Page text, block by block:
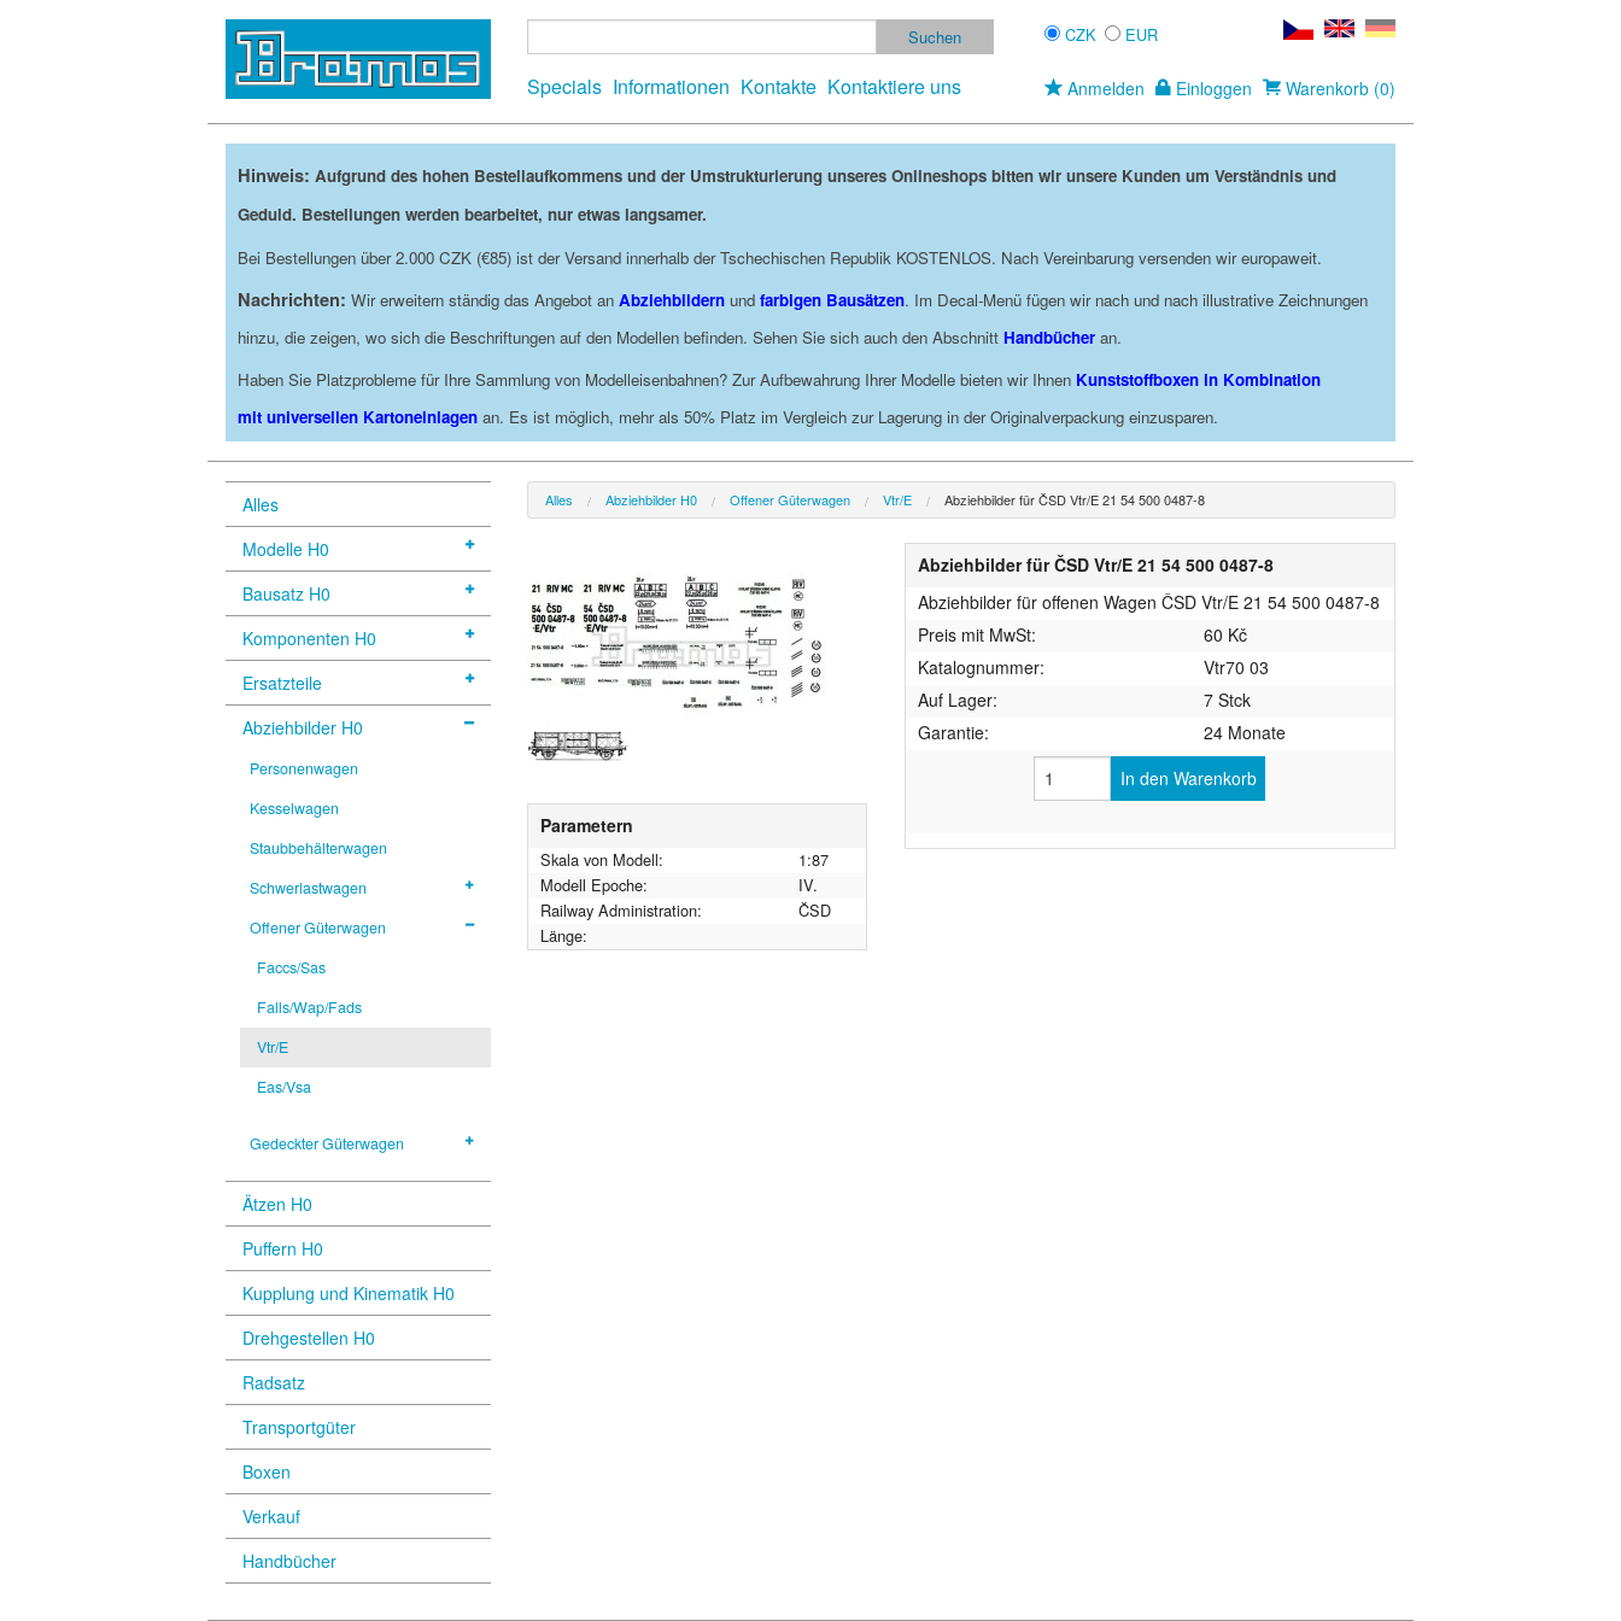
Specials Informationen Kontakte Kontaktiere uns
CZK EUR
Anmelden Einloggen Warenkorb (0)
Hinweis: Aufgrund des hohen Bestellaufkommens und der Umstrukturierung unseres Onlineshops bitten wir unsere Kunden um Verständnis und
Geduld. Bestellungen werden bearbeitet, nur etwas langsamer.
Bei Bestellungen über 2.000 CZK (€85) ist der Versand innerhalb der Tschechischen Republik KOSTENLOS. Nach Vereinbarung versenden wir europaweit.
Nachrichten: Wir erweitern ständig das Angebot an Abziehbildern und farbigen Bausätzen. Im Decal-Menü fügen wir nach und nach illustrative Zeichnungen
hinzu, die zeigen, wo sich die Beschriftungen auf den Modellen befinden. Sehen Sie sich auch den Abschnitt Handbücher an.
Haben Sie Platzprobleme für Ihre Sammlung von Modelleisenbahnen? Zur Aufbewahrung Ihrer Modelle bieten wir Ihnen Kunststoffboxen in Kombination
mit universellen Kartoneinlagen an. Es ist möglich, mehr als 50% Platz im Vergleich zur Lagerung in der Originalverpackung einzusparen.
Alles
Modelle H0
Bausatz H0
Komponenten H0
Ersatzteile
Abziehbilder H0
Personenwagen
Kesselwagen
Staubbehälterwagen
Schwerlastwagen
Offener Güterwagen
Faccs/Sas
Falls/Wap/Fads
Vtr/E
Eas/Vsa
Gedeckter Güterwagen
Ätzen H0
Puffern H0
Kupplung und Kinematik H0
Drehgestellen H0
Radsatz
Transportgüter
Boxen
Verkauf
Handbücher
Alles Abziehbilder H0 Offener Güterwagen Vtr/E Abziehbilder für ČSD Vtr/E 21 54 500 0487-8
Parametern
Skala von Modell:
1:87
Modell Epoche:
IV.
Railway Administration:
ČSD
Länge:
Abziehbilder für ČSD Vtr/E 21 54 500 0487-8
Abziehbilder für offenen Wagen ČSD Vtr/E 21 54 500 0487-8
Preis mit MwSt:
60 Kč
Katalognummer:
Vtr70 03
Auf Lager:
7 Stck
Garantie:
24 Monate
In den Warenkorb